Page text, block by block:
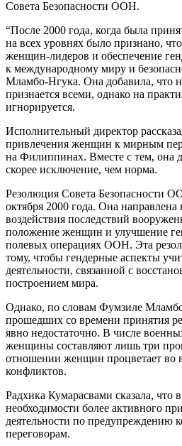
Совета Безопасности ООН.
“После 2000 года, когда была
на всех уровнях было признано,
женщин-лидеров и обеспечение
к международному миру и
Мламбо-Нгука. Она добавила, что
признается всеми, однако на
игнорируется.
Исполнительный директор
привлечения женщин к мирным
на Филиппинах. Вместе с тем, она
скорее исключение, чем норма.
Резолюция Совета Безопасности
октября 2000 года. Она направлена
воздействия последствий
положение женщин и улучшение
полевых операциях ООН. Эта
тому, чтобы гендерные аспекты
деятельности, связанной с
построением мира.
Однако, по словам Фумзиле
прошедших со времени принятия
явно недостаточно. В числе
женщины составляют лишь три
отношении женщин процветает во
конфликтов.
Радхика Кумарасвами сказала, что
необходимости более активного
деятельности по предупреждению
переговорам.